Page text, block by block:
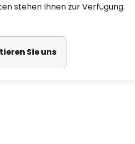
stehen Ihnen zur Verfügung.
Sie uns